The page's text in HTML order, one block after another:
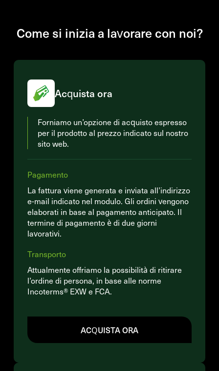
Come si inizia a lavorare con noi?
Acquista ora
Forniamo un’opzione di acquisto espresso
per il prodotto al prezzo indicato sul nostro
sito web.
Pagamento
La fattura viene generata e inviata all’indirizzo
e-mail indicato nel modulo. Gli ordini vengono
elaborati in base al pagamento anticipato. Il
termine di pagamento è di due giorni
lavorativi.
Transporto
Attualmente offriamo la possibilità di ritirare
l’ordine di persona, in base alle norme
Incoterms® EXW e FCA.
ACQUISTA ORA